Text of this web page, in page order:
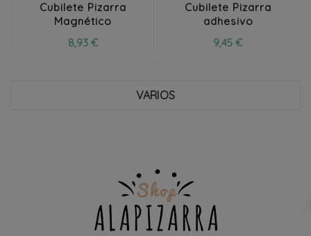
Cubilete Pizarra
Magnético
8,93 €
Cubilete Pizarra
adhesivo
9,45 €
VARIOS